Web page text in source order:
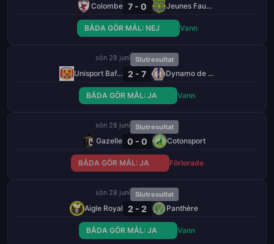
Colombe 7 - 0 Jeunes Fauves
BÅDA GÖR MÅL: NEJ Vann
sön 28 juni Slutresultat
Unisport Bafang 2 - 7 Dynamo de Douala
BÅDA GÖR MÅL: JA Vann
sön 28 juni Slutresultat
Gazelle 0 - 0 Cotonsport
BÅDA GÖR MÅL: JA Förlorade
sön 28 juni Slutresultat
Aigle Royal 2 - 2 Panthère
BÅDA GÖR MÅL: JA Vann